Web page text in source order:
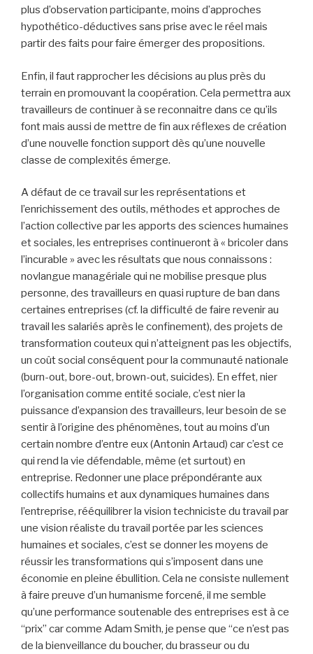
plus d’observation participante, moins d’approches
hypothético-déductives sans prise avec le réel mais
partir des faits pour faire émerger des propositions.
Enfin, il faut rapprocher les décisions au plus près du
terrain en promouvant la coopération. Cela permettra aux
travailleurs de continuer à se reconnaitre dans ce qu’ils
font mais aussi de mettre de fin aux réflexes de création
d’une nouvelle fonction support dès qu’une nouvelle
classe de complexités émerge.
A défaut de ce travail sur les représentations et
l’enrichissement des outils, méthodes et approches de
l’action collective par les apports des sciences humaines
et sociales, les entreprises continueront à « bricoler dans
l’incurable » avec les résultats que nous connaissons :
novlangue managériale qui ne mobilise presque plus
personne, des travailleurs en quasi rupture de ban dans
certaines entreprises (cf. la difficulté de faire revenir au
travail les salariés après le confinement), des projets de
transformation couteux qui n’atteignent pas les objectifs,
un coût social conséquent pour la communauté nationale
(burn-out, bore-out, brown-out, suicides). En effet, nier
l’organisation comme entité sociale, c’est nier la
puissance d’expansion des travailleurs, leur besoin de se
sentir à l’origine des phénomènes, tout au moins d’un
certain nombre d’entre eux (Antonin Artaud) car c’est ce
qui rend la vie défendable, même (et surtout) en
entreprise. Redonner une place prépondérante aux
collectifs humains et aux dynamiques humaines dans
l’entreprise, rééquilibrer la vision techniciste du travail par
une vision réaliste du travail portée par les sciences
humaines et sociales, c’est se donner les moyens de
réussir les transformations qui s’imposent dans une
économie en pleine ébullition. Cela ne consiste nullement
à faire preuve d’un humanisme forcené, il me semble
qu’une performance soutenable des entreprises est à ce
“prix” car comme Adam Smith, je pense que “ce n’est pas
de la bienveillance du boucher, du brasseur ou du